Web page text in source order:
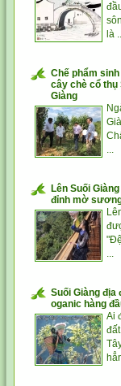
là
Chế phẩm
cây chè cổ thụ
Giàng
...
Lên Suối
đỉnh mờ
...
Suối Giàng
oganic hàng
Ai